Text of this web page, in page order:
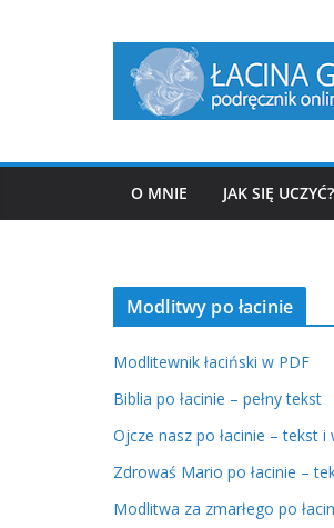
O MNIE JAK SIĘ UCZYĆ?
Modlitwy po łacinie
Modlitewnik łaciński w PDF
Biblia po łacinie – pełny tekst
Ojcze nasz po łacinie – tekst i
Zdrowaś Mario po łacinie –
Modlitwa za zmarłego po